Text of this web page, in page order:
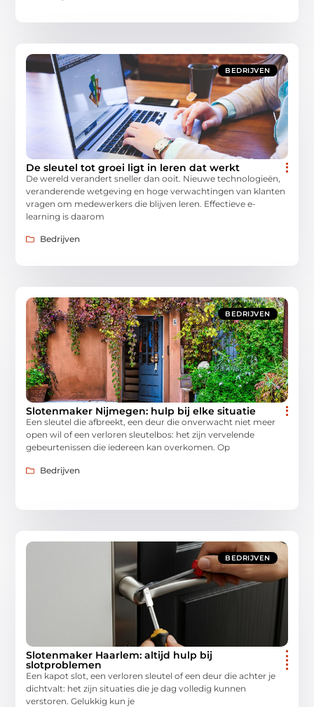
BEDRIJVEN
De sleutel tot groei ligt in leren dat werkt
De wereld verandert sneller dan ooit. Nieuwe technologieën,
veranderende wetgeving en hoge verwachtingen van klanten
vragen om medewerkers die blijven leren. Effectieve e-
learning is daarom
Bedrijven
BEDRIJVEN
Slotenmaker Nijmegen: hulp bij elke situatie
Een sleutel die afbreekt, een deur die onverwacht niet meer
open wil of een verloren sleutelbos: het zijn vervelende
gebeurtenissen die iedereen kan overkomen. Op
Bedrijven
BEDRIJVEN
Slotenmaker Haarlem: altijd hulp bij
slotproblemen
Een kapot slot, een verloren sleutel of een deur die achter je
dichtvalt: het zijn situaties die je dag volledig kunnen
verstoren. Gelukkig kun je